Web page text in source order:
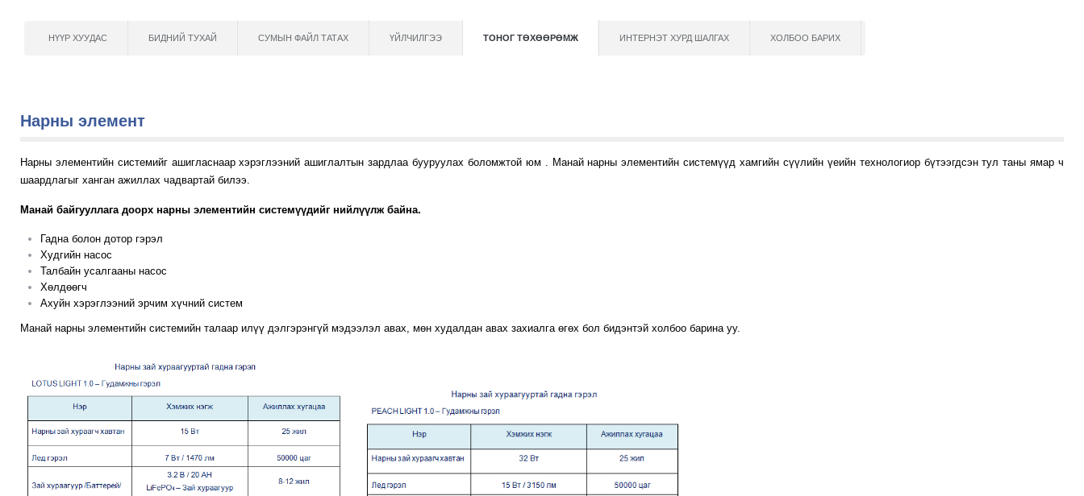
НҮҮР ХУУДАС БИДНИЙ ТУХАЙ СУМЫН ФАЙЛ ТАТАХ ҮЙЛЧИЛГЭЭ ТОНОГ ТӨХӨӨРӨМЖ ИНТЕРНЭТ ХУРД ШАЛГАХ ХОЛБОО БАРИХ
Нарны элемент
Нарны элементийн системийг ашигласнаар хэрэглээний ашиглалтын зардлаа бууруулах боломжтой юм . Манай нарны элементийн системүүд хамгийн сүүлийн үеийн технологиор бүтээгдсэн тул таны ямар ч
шаардлагыг ханган ажиллах чадвартай билээ.
Манай байгууллага доорх нарны элементийн системүүдийг нийлүүлж байна.
Гадна болон дотор гэрэл
Худгийн насос
Талбайн усалгааны насос
Хөлдөөгч
Ахуйн хэрэглээний эрчим хүчний систем
Манай нарны элементийн системийн талаар илүү дэлгэрэнгүй мэдээлэл авах, мөн худалдан авах захиалга өгөх бол бидэнтэй холбоо барина уу.